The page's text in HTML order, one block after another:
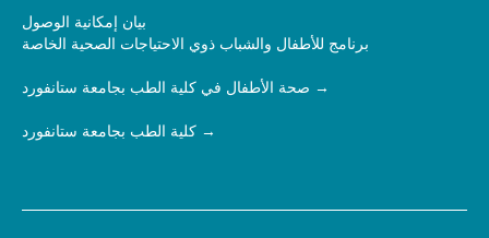
بيان إمكانية الوصول
برنامج للأطفال والشباب ذوي الاحتياجات الصحية الخاصة
صحة الأطفال في كلية الطب بجامعة ستانفورد
كلية الطب بجامعة ستانفورد